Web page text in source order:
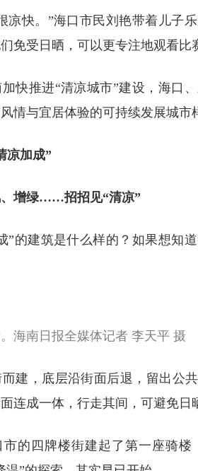
凉快。”海口市民刘艳带着儿子
免受日晒，可以更专注地观看
快推进“清凉城市”建设，海口
情与宜居体验的可持续发展城市
凉加成”
、增绿……招招见“清凉”
”的建筑是什么样的？如果想知
海南日报全媒体记者 李天平 摄
建，底层沿街面后退，留出公
连成一体，行走其间，可避免日
市的四牌楼街建起了第一座骑